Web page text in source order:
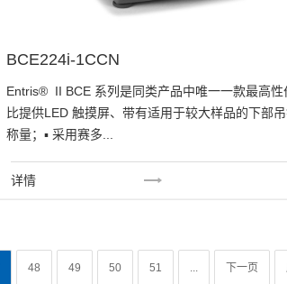
BCE224i-1CCN
Entris® II BCE 系列是同类产品中唯一一款最高性
比提供LED 触摸屏、带有适用于较大样品的下部
称量；▪ 采用赛多...
详情
48 49 50 51 ... 下一页